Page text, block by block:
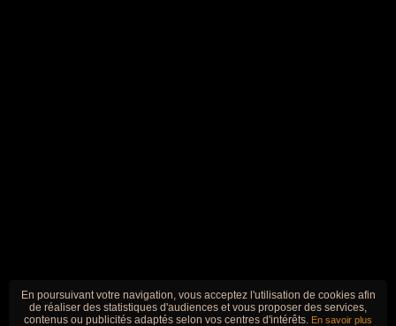
En poursuivant votre navigation, vous acceptez l'utilisation de cookies afin
de réaliser des statistiques d'audiences et vous proposer des services,
contenus ou publicités adaptés selon vos centres d'intérêts. En savoir plus